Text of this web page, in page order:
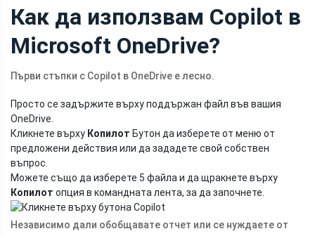
Как да използвам Copilot в
Microsoft OneDrive?
Първи стъпки с Copilot в OneDrive е лесно.
Просто се задържите върху поддържан файл във вашия
OneDrive.
Кликнете върху Копилот Бутон да изберете от меню от
предложени действия или да зададете свой собствен
въпрос.
Можете също да изберете 5 файла и да щракнете върху
Копилот опция в командната лента, за да започнете.
Независимо дали обобщавате отчет или се нуждаете от